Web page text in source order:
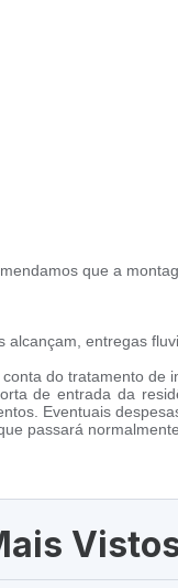
que a
entregas
do tratamento de
de entrada da
Eventuais
passará